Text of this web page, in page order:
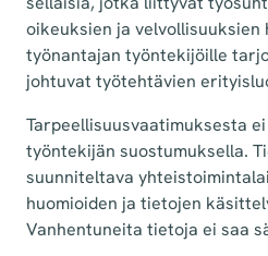
oikeuksien ja velvollisuuksien
työnantajan työntekijöille
johtuvat työtehtävien
Tarpeellisuusvaatimuksesta
työntekijän suostumuksella.
suunniteltava
huomioiden ja tietojen
Vanhentuneita tietoja ei saa